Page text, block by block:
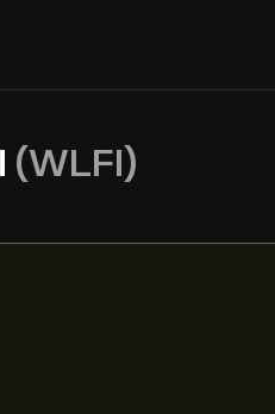
(WLFI)